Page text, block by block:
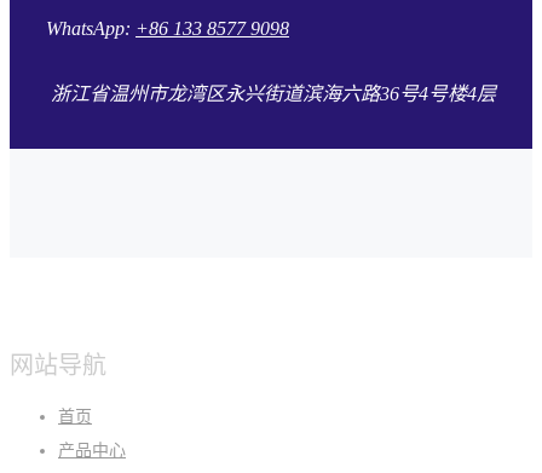
WhatsApp: +86 133 8577 9098
浙江省温州市龙湾区永兴街道滨海六路36号4号楼4层
网站导航
首页
产品中心